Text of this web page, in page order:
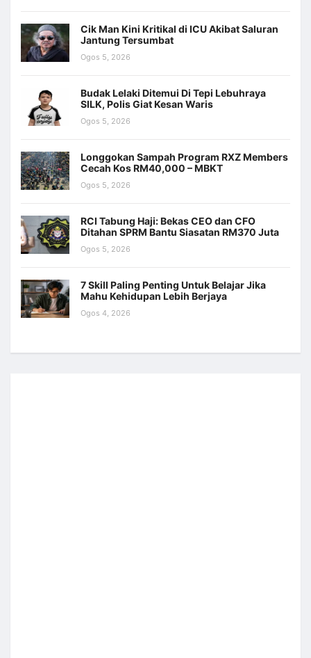
Cik Man Kini Kritikal di ICU Akibat Saluran
Jantung Tersumbat
Ogos 5, 2026
Budak Lelaki Ditemui Di Tepi Lebuhraya
SILK, Polis Giat Kesan Waris
Ogos 5, 2026
Longgokan Sampah Program RXZ Members
Cecah Kos RM40,000 – MBKT
Ogos 5, 2026
RCI Tabung Haji: Bekas CEO dan CFO
Ditahan SPRM Bantu Siasatan RM370 Juta
Ogos 5, 2026
7 Skill Paling Penting Untuk Belajar Jika
Mahu Kehidupan Lebih Berjaya
Ogos 4, 2026